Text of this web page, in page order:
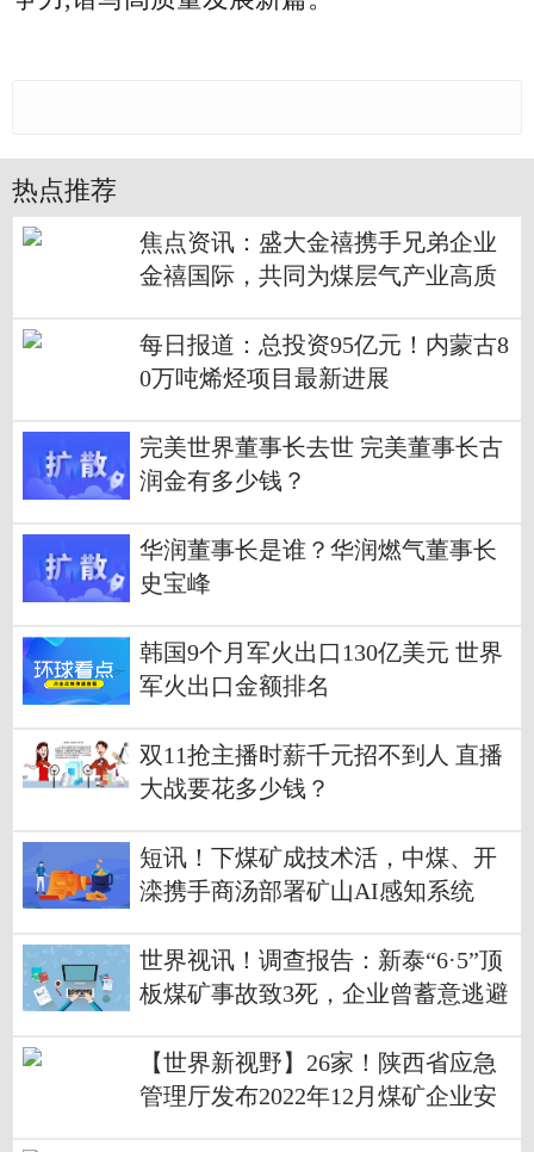
热点推荐
焦点资讯：盛大金禧携手兄弟企业
金禧国际，共同为煤层气产业高质
每日报道：总投资95亿元！内蒙古8
0万吨烯烃项目最新进展
完美世界董事长去世 完美董事长古
润金有多少钱？
华润董事长是谁？华润燃气董事长
史宝峰
韩国9个月军火出口130亿美元 世界
军火出口金额排名
双11抢主播时薪千元招不到人 直播
大战要花多少钱？
短讯！下煤矿成技术活，中煤、开
滦携手商汤部署矿山AI感知系统
世界视讯！调查报告：新泰“6·5”顶
板煤矿事故致3死，企业曾蓄意逃避
【世界新视野】26家！陕西省应急
管理厅发布2022年12月煤矿企业安